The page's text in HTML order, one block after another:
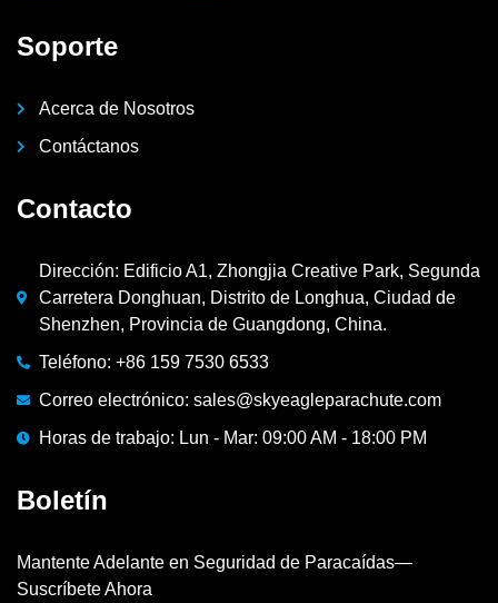
Soporte
Acerca de Nosotros
Contáctanos
Contacto
Dirección: Edificio A1, Zhongjia Creative Park, Segunda
Carretera Donghuan, Distrito de Longhua, Ciudad de
Shenzhen, Provincia de Guangdong, China.
Teléfono: +86 159 7530 6533
Correo electrónico: sales@skyeagleparachute.com
Horas de trabajo: Lun - Mar: 09:00 AM - 18:00 PM
Boletín
Mantente Adelante en Seguridad de Paracaídas—
Suscríbete Ahora